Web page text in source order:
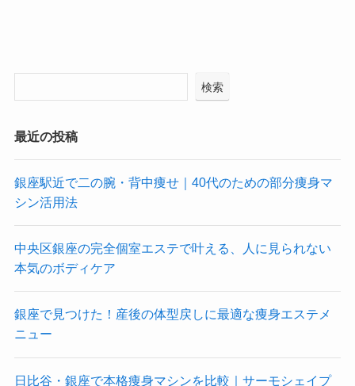
検索
最近の投稿
銀座駅近で二の腕・背中痩せ｜40代のための部分痩身マ
シン活用法
中央区銀座の完全個室エステで叶える、人に見られない
本気のボディケア
銀座で見つけた！産後の体型戻しに最適な痩身エステメ
ニュー
日比谷・銀座で本格痩身マシンを比較｜サーモシェイプ